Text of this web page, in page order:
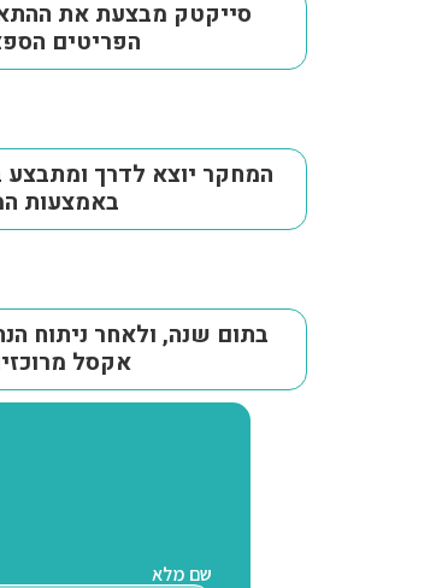
סייקטק מבצעת את
הפריטים
המחקר יוצא לדרך ומתבצע
באמצעות
בתום שנה, ולאחר ניתוח
אקסל
שם מלא